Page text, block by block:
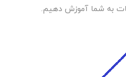
به شما آموزش دهیم.